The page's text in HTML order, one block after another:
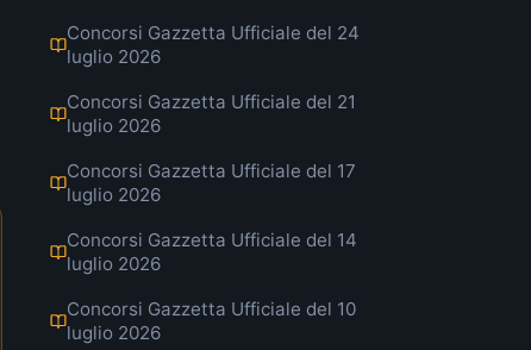
Concorsi Gazzetta Ufficiale del 24
luglio 2026
Concorsi Gazzetta Ufficiale del 21
luglio 2026
Concorsi Gazzetta Ufficiale del 17
luglio 2026
Concorsi Gazzetta Ufficiale del 14
luglio 2026
Concorsi Gazzetta Ufficiale del 10
luglio 2026